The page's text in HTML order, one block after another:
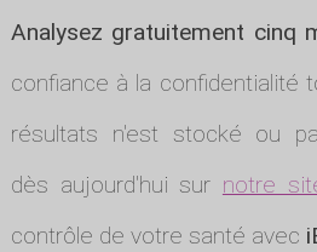
Analysez gratuitement cinq
confiance à la confidentialité
résultats n'est stocké ou
dès aujourd'hui sur notre
contrôle de votre santé avec